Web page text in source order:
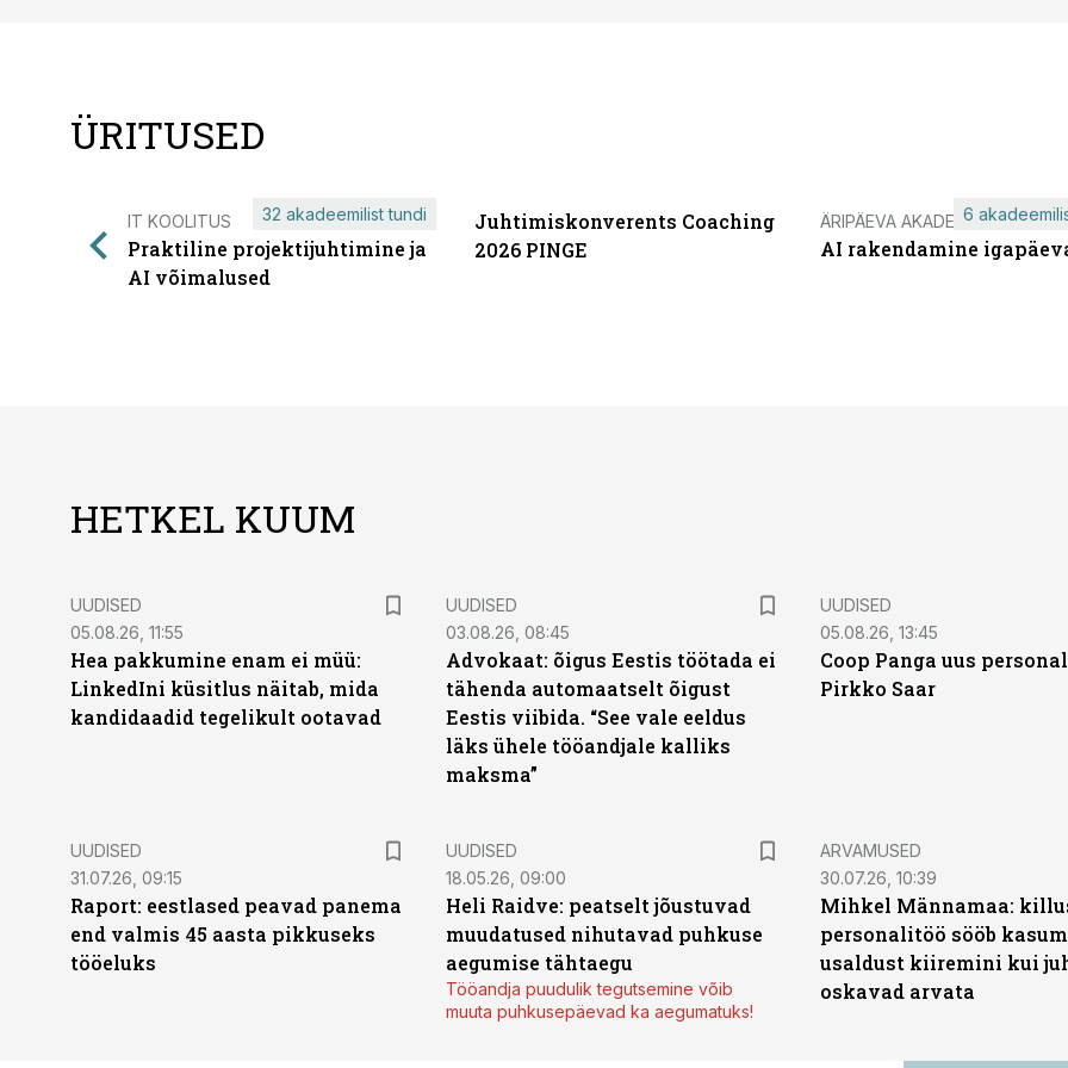
ÜRITUSED
IT KOOLITUS
Praktiline projektijuhtimine ja
AI võimalused
32 akadeemilist tundi
Juhtimiskonverents Coaching
2026 PINGE
ÄRIPÄEVA AKADEEMIA
AI rakendamine
6
HETKEL KUUM
UUDISED
05.08.26, 11:55
Hea pakkumine enam ei müü:
LinkedIni küsitlus näitab, mida
kandidaadid tegelikult ootavad
UUDISED
03.08.26, 08:45
Advokaat: õigus Eestis töötada ei
tähenda automaatselt õigust
Eestis viibida. “See vale eeldus
läks ühele tööandjale kalliks
maksma”
UUDISED
05.08.26, 13:45
Coop Panga uus
Pirkko Saar
UUDISED
31.07.26, 09:15
Raport: eestlased peavad panema
end valmis 45 aasta pikkuseks
tööeluks
UUDISED
18.05.26, 09:00
Heli Raidve: peatselt jõustuvad
muudatused nihutavad puhkuse
aegumise tähtaegu
Tööandja puudulik tegutsemine võib
muuta puhkusepäevad ka aegumatuks!
ARVAMUSED
30.07.26, 10:39
Mihkel Männamaa:
personalitöö sööb
usaldust kiiremini kui
oskavad arvata